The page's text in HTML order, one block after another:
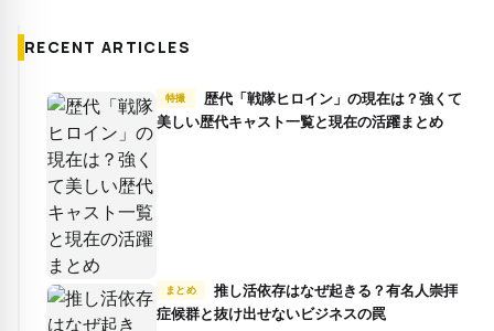
RECENT ARTICLES
特撮
美しい歴代キャスト一覧と現在の活躍まとめ
まとめ
推し活依存はなぜ起きる？有名人崇拝
症候群と抜け出せないビジネスの罠